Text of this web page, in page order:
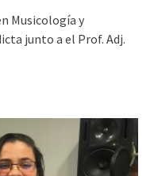
Musicología y
junto a el Prof. Adj.